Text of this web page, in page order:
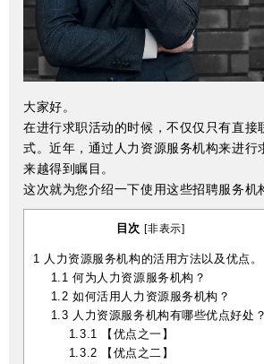
大家好。
在进行求职活动的时候，不仅仅只有直接
式。近年，通过人力资源服务机构来进行
来越得到瞩目。
这次就为您介绍一下使用这些招聘服务机
目次 [非表示]
1 人力资源服务机构的活用方法以及优点。
1.1 何为人力资源服务机构？
1.2 如何活用人力资源服务机构？
1.3 人力资源服务机构有哪些优点好处？
1.3.1 【优点之一】
1.3.2 【优点之二】